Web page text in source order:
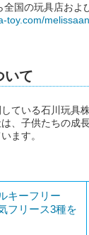
国の玩具店お
toy.com/
いて
ている石川玩具
、子供たちの成
ます。
キーフリー
フリース3種を